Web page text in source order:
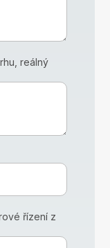
reálný
řízení z